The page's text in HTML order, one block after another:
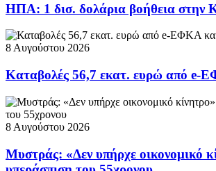
ΗΠΑ: 1 δισ. δολάρια βοήθεια στην
8 Αυγούστου 2026
Καταβολές 56,7 εκατ. ευρώ από
8 Αυγούστου 2026
Μυστράς: «Δεν υπήρχε οικονομικό